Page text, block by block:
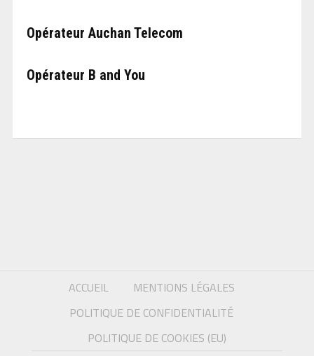
Opérateur Auchan Telecom
Opérateur B and You
ACCUEIL
MENTIONS LÉGALES
POLITIQUE DE CONFIDENTIALITÉ
POLITIQUE DE COOKIES (EU)